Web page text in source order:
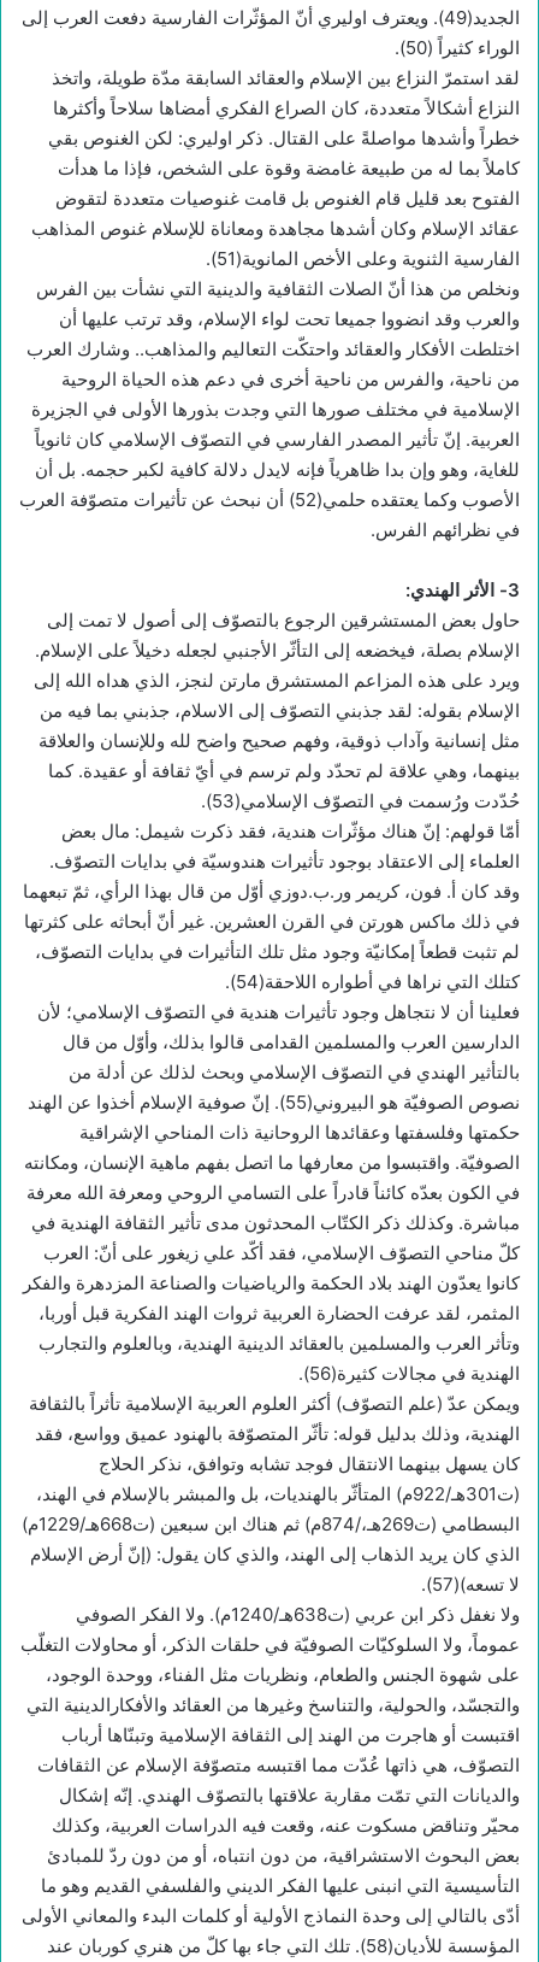
الجديد(49). ويعترف اوليري أنّ المؤثّرات الفارسية دفعت العرب إلى
الوراء كثيراً (50).
لقد استمرّ النزاع بين الإسلام والعقائد السابقة مدّة طويلة، واتخذ
النزاع أشكالاً متعددة، كان الصراع الفكري أمضاها سلاحاً وأكثرها
خطراً وأشدها مواصلةً على القتال. ذكر اوليري: لكن الغنوص بقي
كاملاً بما له من طبيعة غامضة وقوة على الشخص، فإذا ما هدأت
الفتوح بعد قليل قام الغنوص بل قامت غنوصيات متعددة لتقوض
عقائد الإسلام وكان أشدها مجاهدة ومعاناة للإسلام غنوص المذاهب
الفارسية الثنوية وعلى الأخص المانوية(51).
ونخلص من هذا أنّ الصلات الثقافية والدينية التي نشأت بين الفرس
والعرب وقد انضووا جميعا تحت لواء الإسلام، وقد ترتب عليها أن
اختلطت الأفكار والعقائد واحتكّت التعاليم والمذاهب.. وشارك العرب
من ناحية، والفرس من ناحية أخرى في دعم هذه الحياة الروحية
الإسلامية في مختلف صورها التي وجدت بذورها الأولى في الجزيرة
العربية. إنّ تأثير المصدر الفارسي في التصوّف الإسلامي كان ثانوياً
للغاية، وهو وإن بدا ظاهرياً فإنه لايدل دلالة كافية لكبر حجمه. بل أن
الأصوب وكما يعتقده حلمي(52) أن نبحث عن تأثيرات متصوّفة العرب
في نظرائهم الفرس.
3- الأثر الهندي:
حاول بعض المستشرقين الرجوع بالتصوّف إلى أصول لا تمت إلى
الإسلام بصلة، فيخضعه إلى التأثّر الأجنبي لجعله دخيلاً على الإسلام.
ويرد على هذه المزاعم المستشرق مارتن لنجز، الذي هداه الله إلى
الإسلام بقوله: لقد جذبني التصوّف إلى الاسلام، جذبني بما فيه من
مثل إنسانية وآداب ذوقية، وفهم صحيح واضح لله وللإنسان والعلاقة
بينهما، وهي علاقة لم تحدّد ولم ترسم في أيّ ثقافة أو عقيدة. كما
حُدّدت ورُسمت في التصوّف الإسلامي(53).
أمّا قولهم: إنّ هناك مؤثّرات هندية، فقد ذكرت شيمل: مال بعض
العلماء إلى الاعتقاد بوجود تأثيرات هندوسيّة في بدايات التصوّف.
وقد كان أ. فون، كريمر ور.ب.دوزي أوّل من قال بهذا الرأي، ثمّ تبعهما
في ذلك ماكس هورتن في القرن العشرين. غير أنّ أبحاثه على كثرتها
لم تثبت قطعاً إمكانيّة وجود مثل تلك التأثيرات في بدايات التصوّف،
كتلك التي نراها في أطواره اللاحقة(54).
فعلينا أن لا نتجاهل وجود تأثيرات هندية في التصوّف الإسلامي؛ لأن
الدارسين العرب والمسلمين القدامى قالوا بذلك، وأوّل من قال
بالتأثير الهندي في التصوّف الإسلامي وبحث لذلك عن أدلة من
نصوص الصوفيّة هو البيروني(55). إنّ صوفية الإسلام أخذوا عن الهند
حكمتها وفلسفتها وعقائدها الروحانية ذات المناحي الإشراقية
الصوفيّة. واقتبسوا من معارفها ما اتصل بفهم ماهية الإنسان، ومكانته
في الكون بعدّه كائناً قادراً على التسامي الروحي ومعرفة الله معرفة
مباشرة. وكذلك ذكر الكتّاب المحدثون مدى تأثير الثقافة الهندية في
كلّ مناحي التصوّف الإسلامي، فقد أكّد علي زيغور على أنّ: العرب
كانوا يعدّون الهند بلاد الحكمة والرياضيات والصناعة المزدهرة والفكر
المثمر، لقد عرفت الحضارة العربية ثروات الهند الفكرية قبل أوربا،
وتأثر العرب والمسلمين بالعقائد الدينية الهندية، وبالعلوم والتجارب
الهندية في مجالات كثيرة(56).
ويمكن عدّ (علم التصوّف) أكثر العلوم العربية الإسلامية تأثراً بالثقافة
الهندية، وذلك بدليل قوله: تأثّر المتصوّفة بالهنود عميق وواسع، فقد
كان يسهل بينهما الانتقال فوجد تشابه وتوافق، نذكر الحلاج
(ت301هـ/922م) المتأثّر بالهنديات، بل والمبشر بالإسلام في الهند،
البسطامي (ت269هـ،/874م) ثم هناك ابن سبعين (ت668هـ/1229م)
الذي كان يريد الذهاب إلى الهند، والذي كان يقول: (إنّ أرض الإسلام
لا تسعه)(57).
ولا نغفل ذكر ابن عربي (ت638هـ/1240م). ولا الفكر الصوفي
عموماً، ولا السلوكيّات الصوفيّة في حلقات الذكر، أو محاولات التغلّب
على شهوة الجنس والطعام، ونظريات مثل الفناء، ووحدة الوجود،
والتجسّد، والحولية، والتناسخ وغيرها من العقائد والأفكارالدينية التي
اقتبست أو هاجرت من الهند إلى الثقافة الإسلامية وتبنّاها أرباب
التصوّف، هي ذاتها عُدّت مما اقتبسه متصوّفة الإسلام عن الثقافات
والديانات التي تمّت مقاربة علاقتها بالتصوّف الهندي. إنّه إشكال
محيّر وتناقض مسكوت عنه، وقعت فيه الدراسات العربية، وكذلك
بعض البحوث الاستشراقية، من دون انتباه، أو من دون ردّ للمبادئ
التأسيسية التي انبنى عليها الفكر الديني والفلسفي القديم وهو ما
أدّى بالتالي إلى وحدة النماذج الأولية أو كلمات البدء والمعاني الأولى
المؤسسة للأديان(58). تلك التي جاء بها كلّ من هنري كوربان عند